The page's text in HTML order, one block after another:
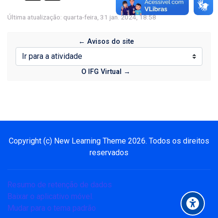
Última atualização: quarta-feira, 31 jan. 2024, 18:58
← Avisos do site
Ir para a atividade
O IFG Virtual →
Página inicial
Avisos do site
Indentidade Visual
O IFG Virtual
Copyright (c) New Learning Theme 2026. Todos os direitos
reservados
Resumo de retenção de dados
Baixar o aplicativo móvel.
Mudar para o tema padrão